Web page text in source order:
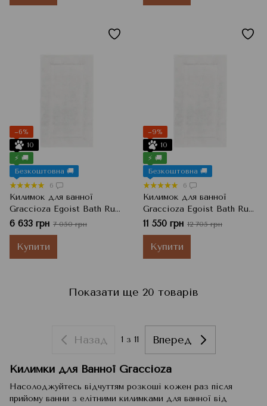
−6%
10
⚡ 🚚
Безкоштовна 🚚
6
Килимок для ванної
Graccioza Egoist Bath Rug,
White Білий, 60x100 см
6 633 грн 7 050 грн
Купити
−9%
10
⚡ 🚚
Безкоштовна 🚚
6
Килимок для ванної
Graccioza Egoist Bath Rug,
White Білий, 70x120 см
11 550 грн 12 705 грн
Купити
Показати ще 20 товарів
Назад 1 з 11 Вперед
Килимки для Ванної Graccioza
Насолоджуйтесь відчуттям розкоші кожен раз після
прийому ванни з елітними килимками для ванної від